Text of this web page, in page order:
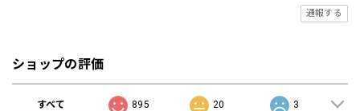
通報する
ショップの評価
すべて 895 20 3